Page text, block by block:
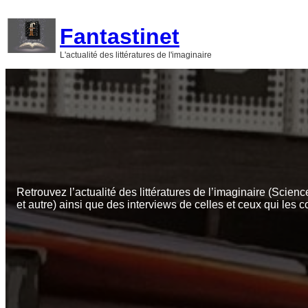
contenu
Fantastinet
L'actualité des littératures de l'imaginaire
Retrouvez l’actualité des littératures de l’imaginaire
et autre) ainsi que des interviews de celles et ceux qui les